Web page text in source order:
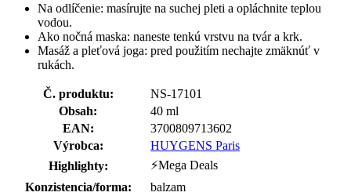
Na odlíčenie: masírujte na suchej pleti a opláchnite teplou
vodou.
Ako nočná maska: naneste tenkú vrstvu na tvár a krk.
Masáž a pleťová joga: pred použitím nechajte zmäknúť v
rukách.
Č. produktu:
NS-17101
Obsah:
40 ml
EAN:
3700809713602
Výrobca:
HUYGENS Paris
Highlighty:
⚡Mega Deals
Konzistencia/forma:
balzam